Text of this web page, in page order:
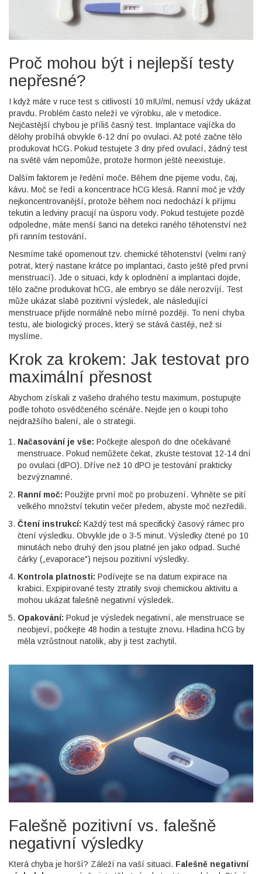
Proč mohou být i nejlepší testy
nepřesné?
I když máte v ruce test s citlivostí 10 mIU/ml, nemusí vždy ukázat
pravdu. Problém často neleží ve výrobku, ale v metodice.
Nejčastější chybou je příliš časný test. Implantace vajíčka do
dělohy probíhá obvykle 6-12 dní po ovulaci. Až poté začne tělo
produkovat hCG. Pokud testujete 3 dny před ovulací, žádný test
na světě vám nepomůže, protože hormon ještě neexistuje.
Dalším faktorem je ředění moče. Během dne pijeme vodu, čaj,
kávu. Moč se ředí a koncentrace hCG klesá. Ranní moč je vždy
nejkoncentrovanější, protože během noci nedochází k příjmu
tekutin a ledviny pracují na úsporu vody. Pokud testujete pozdě
odpoledne, máte menší šanci na detekci raného těhotenství než
při ranním testování.
Nesmíme také opomenout tzv. chemické těhotenství (velmi raný
potrat, který nastane krátce po implantaci, často ještě před první
menstruací). Jde o situaci, kdy k oplodnění a implantaci dojde,
tělo začne produkovat hCG, ale embryo se dále nerozvíjí. Test
může ukázat slabě pozitivní výsledek, ale následující
menstruace přijde normálně nebo mírně později. To není chyba
testu, ale biologický proces, který se stává častěji, než si
myslíme.
Krok za krokem: Jak testovat pro
maximální přesnost
Abychom získali z vašeho drahého testu maximum, postupujte
podle tohoto osvědčeného scénáře. Nejde jen o koupi toho
nejdražšího balení, ale o strategii.
Načasování je vše: Počkejte alespoň do dne očekávané
menstruace. Pokud nemůžete čekat, zkuste testovat 12-14 dní
po ovulaci (dPO). Dříve než 10 dPO je testování prakticky
bezvýznamné.
Ranní moč: Použijte první moč po probuzení. Vyhněte se pití
velkého množství tekutin večer předem, abyste moč nezředili.
Čtení instrukcí: Každý test má specifický časový rámec pro
čtení výsledku. Obvykle jde o 3-5 minut. Výsledky čtené po 10
minutách nebo druhý den jsou platné jen jako odpad. Suché
čárky („evaporace") nejsou pozitivní výsledky.
Kontrola platnosti: Podívejte se na datum expirace na
krabici. Expipirované testy ztratily svoji chemickou aktivitu a
mohou ukázat falešně negativní výsledek.
Opakování: Pokud je výsledek negativní, ale menstruace se
neobjeví, počkejte 48 hodin a testujte znovu. Hladina hCG by
měla vzrůstnout natolik, aby ji test zachytil.
Falešně pozitivní vs. falešně
negativní výsledky
Která chyba je horší? Záleží na vaší situaci. Falešně negativní